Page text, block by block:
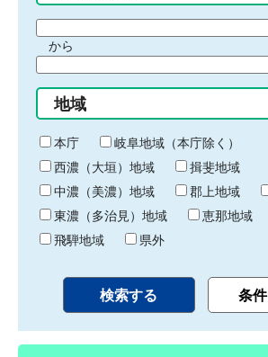
間
始
り
から
間
終
わ
り
地域
本庁
岐阜地域（本庁除く）
西濃（大垣）地域
揖斐地域
中濃（美濃）地域
郡上地域
東濃（多治見）地域
恵那地域
飛騨地域
県外